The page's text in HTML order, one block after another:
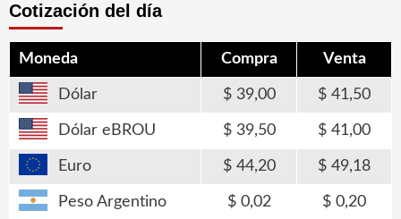
Cotización del día
Moneda Compra Venta
Dólar 39,00 41,50
Dólar eBROU 39,50 41,00
Euro 44,20 49,18
Peso Argentino 0,02 0,20